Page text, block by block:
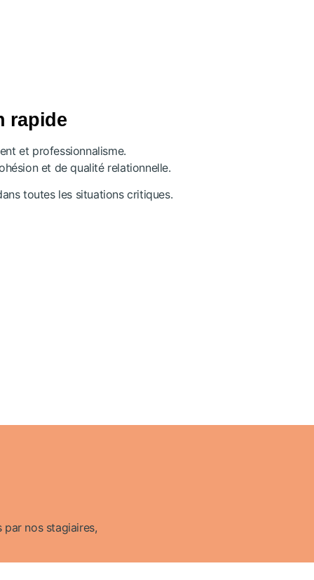
rapide
et professionnalisme.
et de qualité relationnelle.
toutes les situations critiques.
par nos stagiaires,